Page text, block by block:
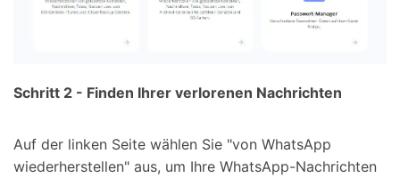
Schritt 2 - Finden Ihrer verlorenen Nachrichten
Auf der linken Seite wählen Sie "von WhatsApp
wiederherstellen" aus, um Ihre WhatsApp-Nachrichten